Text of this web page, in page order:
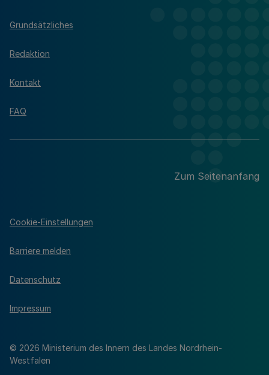
Grundsätzliches
Redaktion
Kontakt
FAQ
Zum Seitenanfang
© 2026 Ministerium des Innern des Landes Nordrhein-
Westfalen
Cookie-Einstellungen
Barriere melden
Datenschutz
Impressum